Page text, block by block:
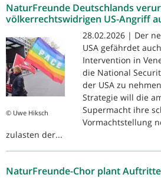
NaturFreunde Deutschlands
völkerrechtswidrigen US-Angriff
© Uwe Hiksch
28.02.2026 | Der
USA gefährdet
Intervention in
die National
der USA zu
Strategie will die
Supermacht ihre
Vormachtstellung
zulasten der...
NaturFreunde-Chor plant Auftritte